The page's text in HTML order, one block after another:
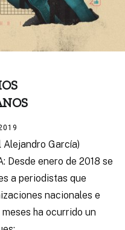
García)
Desde enero de 2018 se
a periodistas que
nacionales e
ha ocurrido un